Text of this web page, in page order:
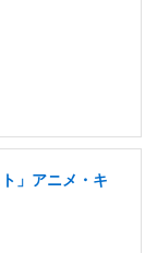
」アニメ・キ